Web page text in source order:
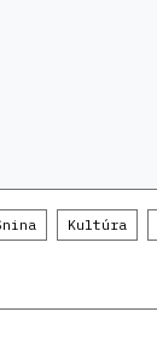
Kultúra